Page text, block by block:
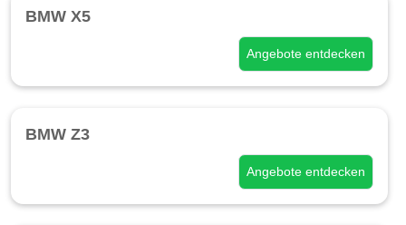
BMW X5
Angebote entdecken
BMW Z3
Angebote entdecken